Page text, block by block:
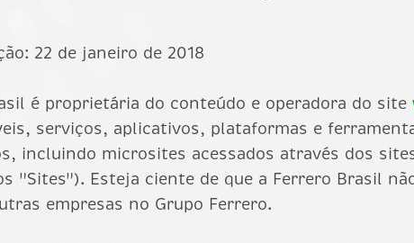
22 de janeiro de 2018
é proprietária do conteúdo e operadora do site
serviços, aplicativos, plataformas e
incluindo microsites acessados através dos
"Sites"). Esteja ciente de que a Ferrero Brasil
empresas no Grupo Ferrero.